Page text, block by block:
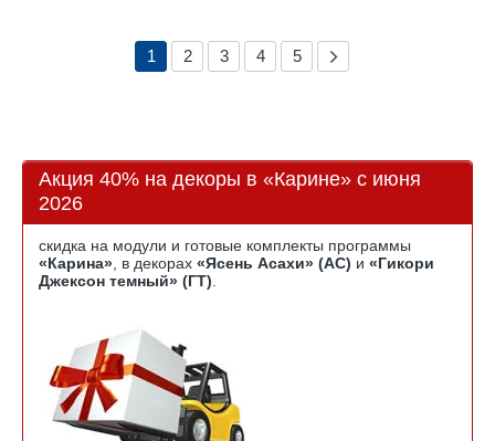
1 2 3 4 5
Акция 40% на декоры в «Карине» с июня
2026
скидка на модули и готовые комплекты программы
«Карина» , в декорах «Ясень Асахи» (АС) и «Гикори
Джексон темный» (ГТ)